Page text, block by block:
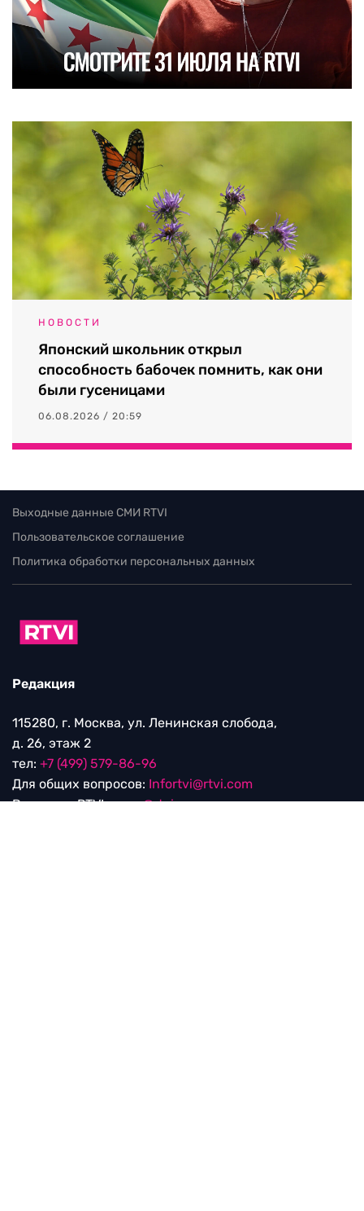
НОВОСТИ
Японский школьник открыл
способность бабочек помнить, как они
были гусеницами
06.08.2026 / 20:59
Выходные данные СМИ RTVI
Пользовательское соглашение
Политика обработки персональных данных
Редакция
115280, г. Москва, ул. Ленинская слобода,
д. 26, этаж 2
тел: +7 (499) 579-86-96
Для общих вопросов: Infortvi@rtvi.com
Редакция RTVI:news@rtvi.com